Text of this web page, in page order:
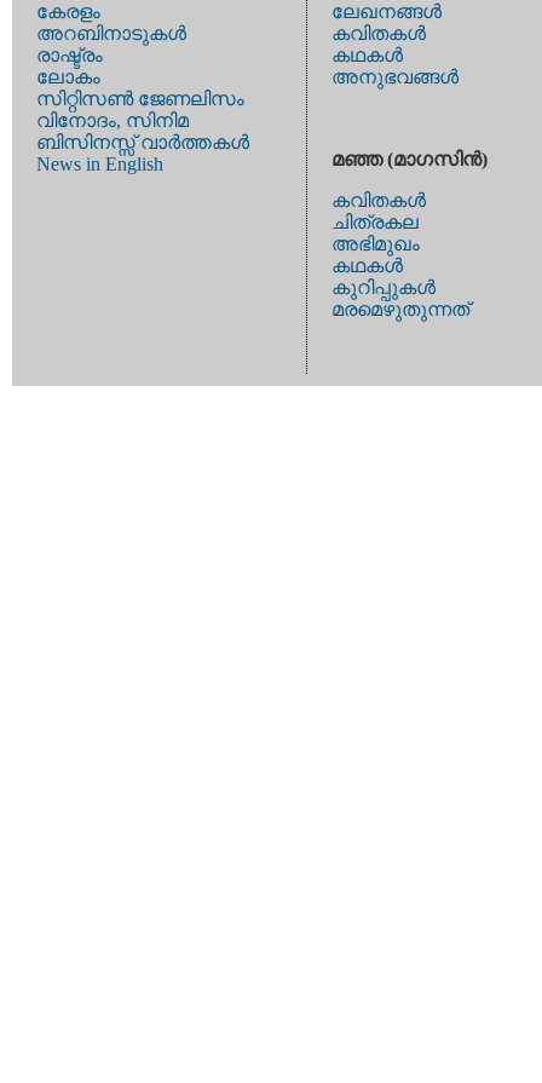
കേരളം
അറബിനാടുകള്‍
രാഷ്ട്രം
ലോകം
സിറ്റിസണ്‍ ജേണലിസം
വിനോദം, സിനിമ
ബിസിനസ്സ് വാര്‍ത്തകള്‍
News in English
ലേഖനങ്ങള്‍
കവിതകള്‍
കഥകള്‍
അനുഭവങ്ങള്‍
മഞ്ഞ (മാഗസിന്‍)
കവിതകള്‍
ചിത്രകല
അഭിമുഖം
കഥകള്‍
കുറിപ്പുകള്‍
മരമെഴുതുന്നത്